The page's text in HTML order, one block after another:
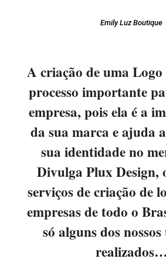
Emily Luz Boutique
A criação de uma
processo importante
empresa, pois ela é a
da sua marca e ajuda
sua identidade no
Divulga Plux Design,
serviços de criação de
empresas de todo o
só alguns dos
realizados…